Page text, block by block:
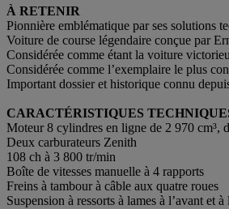
À RETENIR
Pionnière emblématique par ses solutions
Voiture de course légendaire conçue par
Considérée comme étant la voiture
Considérée comme l’exemplaire le plus
Important dossier et historique connu
CARACTÉRISTIQUES
Moteur 8 cylindres en ligne de 2 970 cm³,
Deux carburateurs Zenith
108 ch à 3 800 tr/min
Boîte de vitesses manuelle à 4 rapports
Freins à tambour à câble aux quatre roues
Suspension à ressorts à lames à l’avant et à